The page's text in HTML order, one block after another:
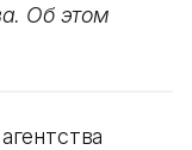
Об этом